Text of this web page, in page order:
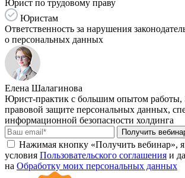
Юрист по трудовому праву
Юристам
Ответственность за нарушения
о персональных данных
Елена Шалагинова
Юрист-практик с большим опытом работы,
правовой защите персональных данных,
информационной безопасности холдинга
Получить
Нажимая кнопку «Получить вебинар»,
условия Пользовательского соглашения и
на Обработку моих персональных данных